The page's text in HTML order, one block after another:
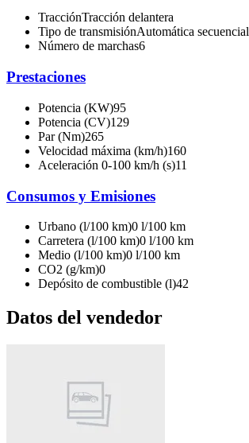
TracciónTracción delantera
Tipo de transmisiónAutomática secuencial
Número de marchas6
Prestaciones
Potencia (KW)95
Potencia (CV)129
Par (Nm)265
Velocidad máxima (km/h)160
Aceleración 0-100 km/h (s)11
Consumos y Emisiones
Urbano (l/100 km)0 l/100 km
Carretera (l/100 km)0 l/100 km
Medio (l/100 km)0 l/100 km
CO2 (g/km)0
Depósito de combustible (l)42
Datos del vendedor